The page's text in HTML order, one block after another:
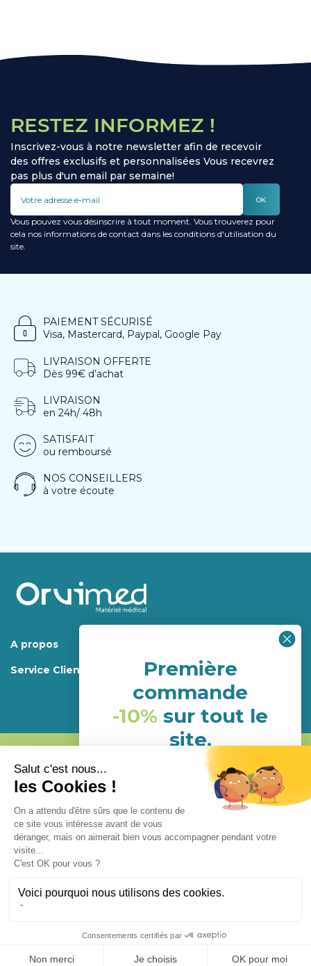
RESTEZ INFORMEZ !
Inscrivez-vous à notre newsletter afin de recevoir
des offres exclusifs et personnalisées Vous recevrez
pas plus d'un email par semaine!
OK
Vous pouvez vous désinscrire à tout moment. Vous trouverez pour
cela nos informations de contact dans les conditions d'utilisation du
site.
PAIEMENT SÉCURISÉ
Visa, Mastercard, Paypal, Google Pay
LIVRAISON OFFERTE
Dès 99€ d’achat
LIVRAISON
en 24h/ 48h
SATISFAIT
ou remboursé
NOS CONSEILLERS
à votre écoute
A propos
Service Client
Mentions légales.
Conditions générales d’utilisations et de ventes
Conception
Enjoycreativ
Abonnement
Première
commande
-10% sur tout le
site.
(hors porduits déja en
promotion)
NHH24P6G